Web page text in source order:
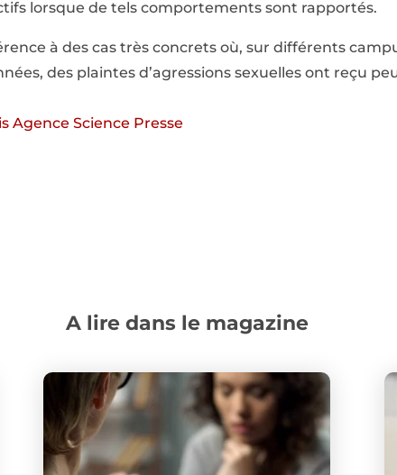
lorsque de tels comportements sont rapportés.
à des cas très concrets où, sur différents
des plaintes d’agressions sexuelles ont reçu
Agence Science Presse
A lire dans le magazine